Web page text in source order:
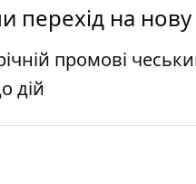
перехід на
промові
дій